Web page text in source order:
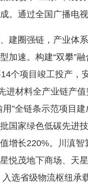
。通过全国广播
圈强链，产业体系
加速。构建“双攀”
个项目竣工投产，
进材料全产业链产
用”全链条示范项目
国家绿色低碳先进
增长220%。川滇
悦茂地下商场、天
选省级物流枢纽